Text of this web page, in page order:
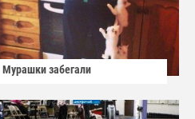
Мурашки забегали